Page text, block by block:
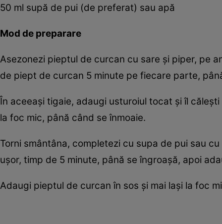
50 ml supă de pui (de preferat) sau apă
Mod de preparare
Asezonezi pieptul de curcan cu sare și piper, pe
de piept de curcan 5 minute pe fiecare parte,
În aceeași tigaie, adaugi usturoiul tocat și îl
la foc mic, până când se înmoaie.
Torni smântâna, completezi cu supa de pui sau
ușor, timp de 5 minute, până se îngroașă, apoi
Adaugi pieptul de curcan în sos și mai lași la foc